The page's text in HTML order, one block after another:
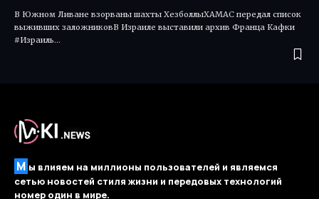
В Южном Ливане взорваны шахты ХезболлыХАМАС передал список
выживших заложниковВ Израиле выставили архив Франца Кафки
#Израиль…
М ы влияем на миллионы пользователей и являемся
сетью новостей стиля жизни и передовых технологий
номер один в мире.